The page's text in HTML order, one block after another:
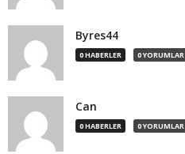
Byres44
0 HABERLER 0 YORUMLAR
Can
0 HABERLER 0 YORUMLAR